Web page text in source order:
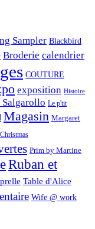
Sampler Blackbird
Broderie calendrier
COUTURE
exposition Histoire
Le p'tit
Magasin Margaret
Prim by Martine
Ruban et
Table d'Alice
Wife @ work